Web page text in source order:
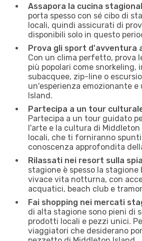
Assapora la cucina
porta spesso con sé cibo di
locali, quindi assicurati di
disponibili solo in questo
Prova gli sport d'avventura
Con un clima perfetto, prova
più popolari come snorkeling,
subacquee, zip-line o
un'esperienza emozionante e
Island.
Partecipa a un tour
Partecipa a un tour guidato
l'arte e la cultura di
locali, che ti forniranno
conoscenza approfondita
Rilassati nei resort sulla
stagione è spesso la stagione
vivace vita notturna, con
acquatici, beach club e
Fai shopping nei mercati
di alta stagione sono pieni di
prodotti locali e pezzi unici.
viaggiatori che desiderano